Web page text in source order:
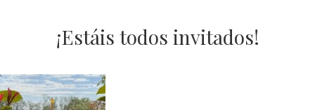
¡Estáis todos invitados!